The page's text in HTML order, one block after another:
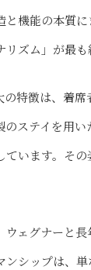
と機能の本質
リズム」が最
の特徴は、着
のステイを用
ています。そ
ウェグナーと
ンシップは、